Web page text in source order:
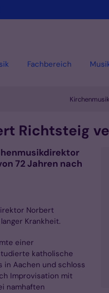
Fachbereich
Richtsteig
72 Jahren nach
Norbert
Krankheit.
einer
katholische
in Aachen und schloss
Improvisation mit
namhaften